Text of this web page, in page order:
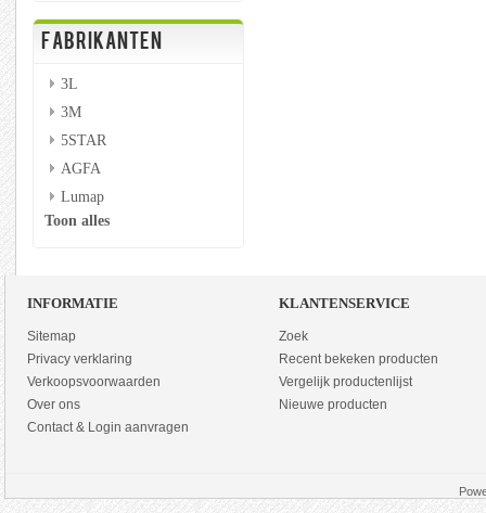
FABRIKANTEN
3L
3M
5STAR
AGFA
Lumap
Toon alles
INFORMATIE
Sitemap
Privacy verklaring
Verkoopsvoorwaarden
Over ons
Contact & Login aanvragen
KLANTENSERVICE
Zoek
Recent bekeken producten
Vergelijk productenlijst
Nieuwe producten